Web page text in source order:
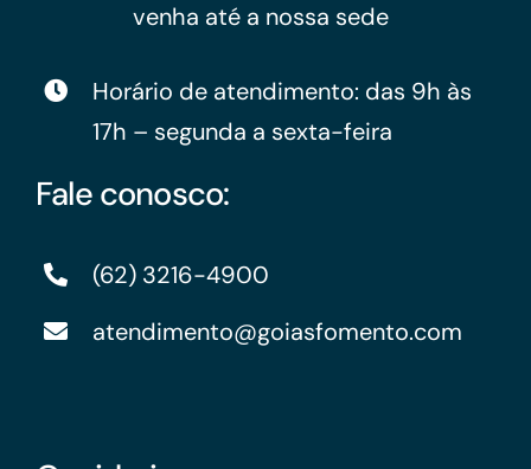
venha até a nossa sede
Horário de atendimento: das 9h às
17h – segunda a sexta-feira
Fale conosco:
(62) 3216-4900
atendimento@goiasfomento.com